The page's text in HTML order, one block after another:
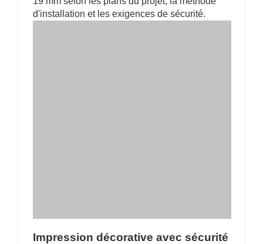
d'installation et les exigences de sécurité.
Impression décorative avec sécurité